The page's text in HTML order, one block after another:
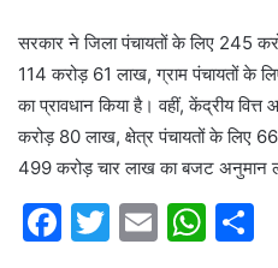
सरकार ने जिला पंचायतों के लिए 245
114 करोड़ 61 लाख, ग्राम पंचायतों
का प्रावधान किया है। वहीं, केंद्रीय
करोड़ 80 लाख, क्षेत्र पंचायतों के लिए
499 करोड़ चार लाख का बजट अनुमान
F
T
E
W